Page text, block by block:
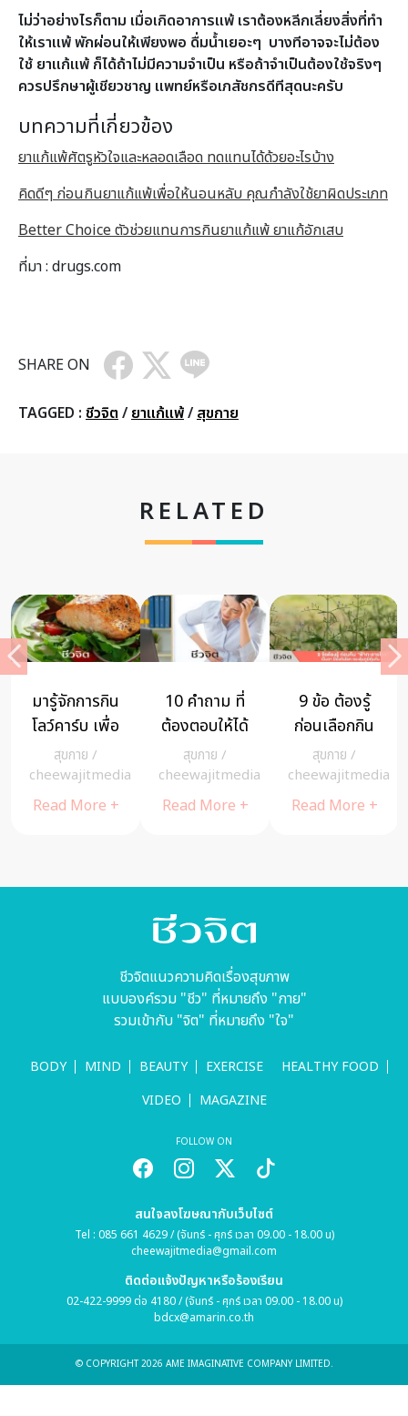
ไม่ว่าอย่างไรก็ตาม เมื่อเกิดอาการแพ้ เราต้องหลีกเลี่ยงสิ่งที่ทำ
ให้เราเเพ้ พักผ่อนให้เพียงพอ ดื่มน้ำเยอะๆ บางทีอาจจะไม่ต้อง
ใช้ ยาแก้แพ้ ก็ได้ถ้าไม่มีความจำเป็น หรือถ้าจำเป็นต้องใช้จริงๆ
ควรปรึกษาผู้เชียวชาญ แพทย์หรือเภสัชกรดีทีสุดนะครับ
บทความที่เกี่ยวข้อง
ยาแก้แพ้ศัตรูหัวใจและหลอดเลือด ทดแทนได้ด้วยอะไรบ้าง
คิดดีๆ ก่อนกินยาแก้แพ้เพื่อให้นอนหลับ คุณกำลังใช้ยาผิดประเภท
Better Choice ตัวช่วยแทนการกินยาแก้แพ้ ยาแก้อักเสบ
ที่มา : drugs.com
SHARE ON
TAGGED : ชีวจิต / ยาแก้แพ้/ สุขกาย
RELATED
มารู้จักการกิน
โลว์คาร์บ เพื่อ
ลดน้ำหนัก ไม่
กระทบสุขภาพ
สุขกาย /
cheewajitmedia
Read More +
10 คำถาม ที่
ต้องตอบให้ได้
เมื่อปวดท้อง
พร้อมเช็กอา
การปวดตรง
สุขกาย /
cheewajitmedia
Read More +
9 ข้อ ต้องรู้
ก่อนเลือกกิน
สมุนไพร ฟ้า
ทะลายโจร
ป้องกันโรค
สุขกาย /
cheewajitmedia
Read More +
ชีวจิตแนวความคิดเรื่องสุขภาพ
แบบองค์รวม "ชีว" ที่หมายถึง "กาย"
รวมเข้ากับ "จิต" ที่หมายถึง "ใจ"
BODY MIND BEAUTY EXERCISE
HEALTHY FOOD
VIDEO
MAGAZINE
FOLLOW ON
สนใจลงโฆษณากับเว็บไซต์
Tel : 085 661 4629 / (จันทร์ - ศุกร์ เวลา 09.00 - 18.00 น)
cheewajitmedia@gmail.com
ติดต่อแจ้งปัญหาหรือร้องเรียน
02-422-9999 ต่อ 4180 / (จันทร์ - ศุกร์ เวลา 09.00 - 18.00 น)
bdcx@amarin.co.th
© COPYRIGHT 2026 AME IMAGINATIVE COMPANY LIMITED.